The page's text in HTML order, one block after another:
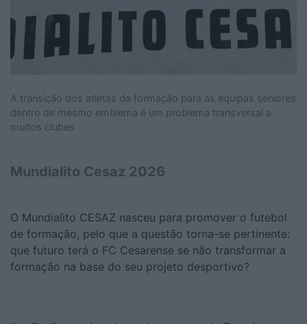
A transição dos atletas da formação para as equipas seniores
dentro de mesmo emblema é um problema transversal a
muitos clubes
Mundialito Cesaz 2026
O Mundialito CESAZ nasceu para promover o futebol
de formação, pelo que a questão torna-se pertinente:
que futuro terá o FC Cesarense se não transformar a
formação na base do seu projeto desportivo?